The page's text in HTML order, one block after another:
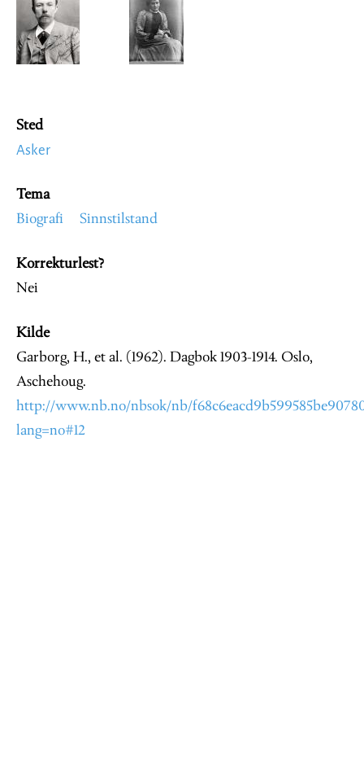
Sted
Asker
Tema
Biografi
Sinnstilstand
Korrekturlest?
Nei
Kilde
Garborg, H., et al. (1962). Dagbok 1903-1914. Oslo,
Aschehoug.
http://www.nb.no/nbsok/nb/
lang=no#12